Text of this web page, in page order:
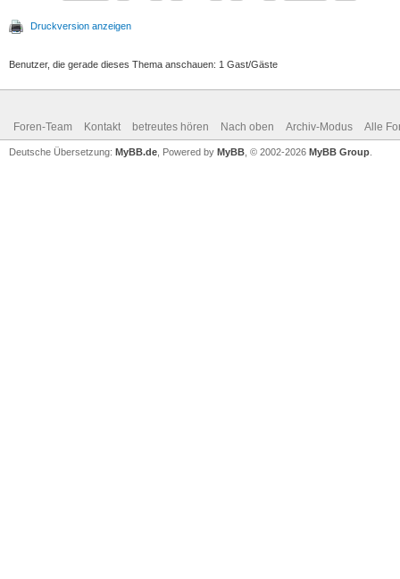
Druckversion anzeigen
Benutzer, die gerade dieses Thema anschauen: 1 Gast/Gäste
Foren-Team Kontakt betreutes hören Nach oben Archiv-Modus Alle
Deutsche Übersetzung: MyBB.de , Powered by MyBB , © 2002-2026 MyBB Group